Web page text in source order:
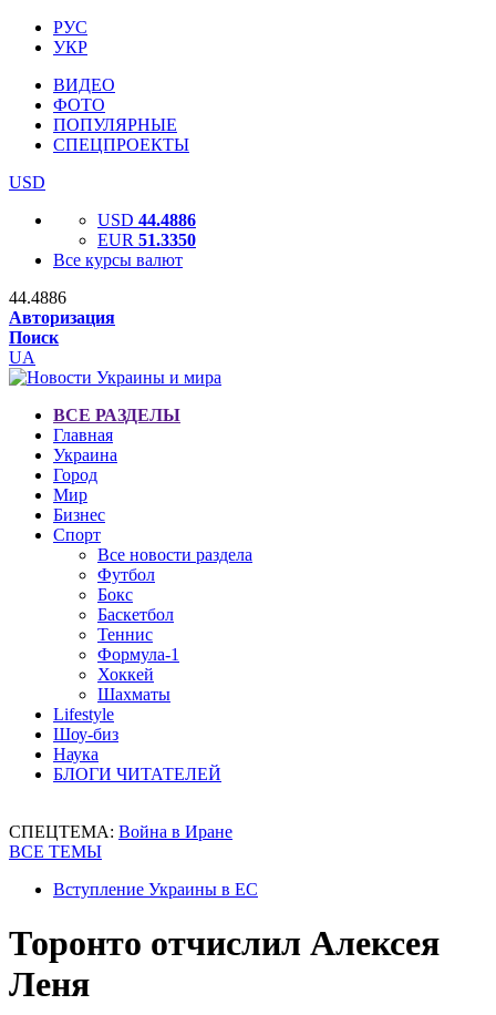
РУС
УКР
ВИДЕО
ФОТО
ПОПУЛЯРНЫЕ
СПЕЦПРОЕКТЫ
USD
USD 44.4886
EUR 51.3350
Все курсы валют
44.4886
Авторизация
Поиск
UA
ВСЕ РАЗДЕЛЫ
Главная
Украина
Город
Мир
Бизнес
Спорт
Все новости раздела
Футбол
Бокс
Баскетбол
Теннис
Формула-1
Хоккей
Шахматы
Lifestyle
Шоу-биз
Наука
БЛОГИ ЧИТАТЕЛЕЙ
СПЕЦТЕМА: Война в Иране
ВСЕ ТЕМЫ
Вступление Украины в ЕС
Торонто отчислил Алексея
Леня